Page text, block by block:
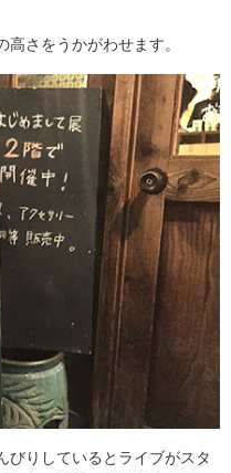
さをうかがわせます。
びりしているとライブがスタ